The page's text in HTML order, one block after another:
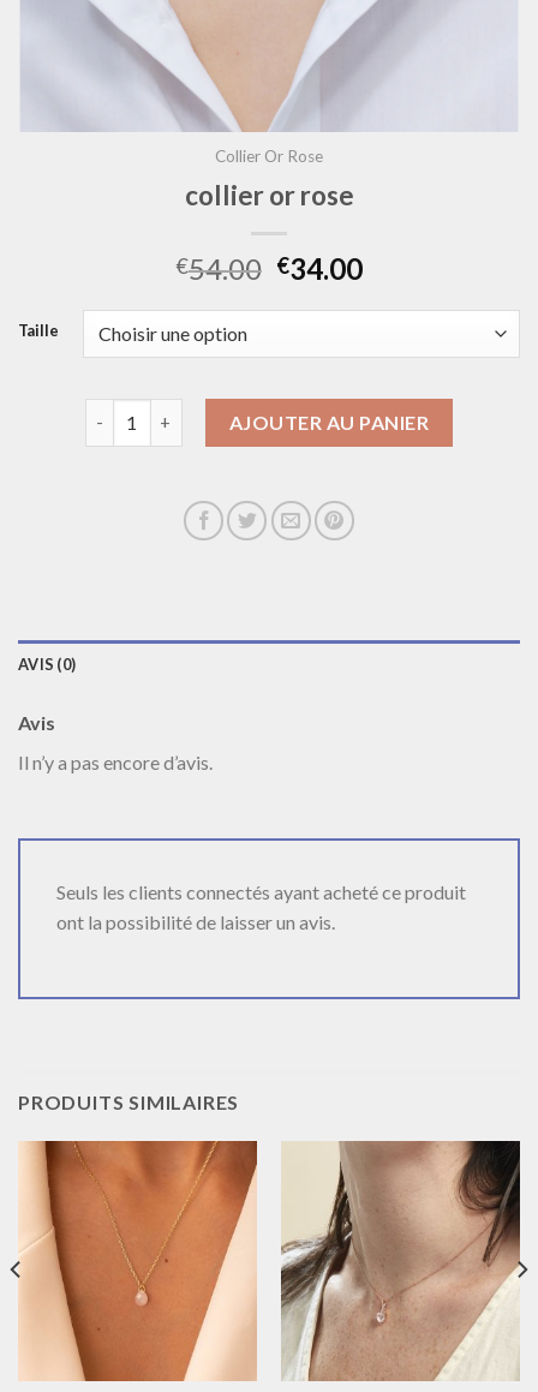
Collier Or Rose
collier or rose
€54.00 €34.00
Taille
AJOUTER AU PANIER
AVIS (0)
Avis
Il n’y a pas encore d’avis.
Seuls les clients connectés ayant acheté ce produit
ont la possibilité de laisser un avis.
PRODUITS SIMILAIRES